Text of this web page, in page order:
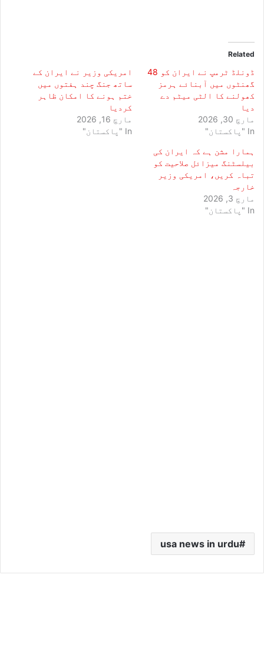
Related
ڈونلڈ ٹرمپ نے ایران کو 48
گھنٹوں میں آبنائے ہرمز
کھولنے کا الٹی میٹم دے
دیا
مارچ 30, 2026
In "پاکستان"
امریکی وزیر نے ایران کے
ساتھ جنگ چند ہفتوں میں
ختم ہونے کا امکان ظاہر
کردیا
مارچ 16, 2026
In "پاکستان"
ہمارا مشن ہے کہ ایران کی
بیلسٹنگ میزائل صلاحیت کو
تباہ کریں، امریکی وزیر
خارجہ
مارچ 3, 2026
In "پاکستان"
usa news in urdu